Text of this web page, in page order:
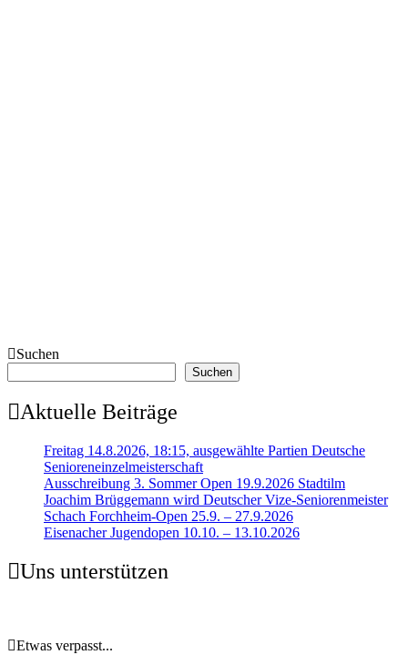
Suchen
Suchen
Aktuelle Beiträge
Freitag 14.8.2026, 18:15, ausgewählte Partien Deutsche
Senioreneinzelmeisterschaft
Ausschreibung 3. Sommer Open 19.9.2026 Stadtilm
Joachim Brüggemann wird Deutscher Vize-Seniorenmeister
Schach Forchheim-Open 25.9. – 27.9.2026
Eisenacher Jugendopen 10.10. – 13.10.2026
Uns unterstützen
Etwas verpasst...